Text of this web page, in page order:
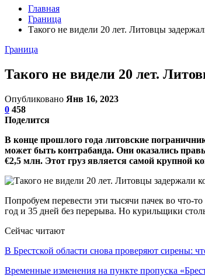
Главная
Граница
Такого не видели 20 лет. Литовцы
Граница
Такого не видели 20 лет.
Опубликовано Янв 16, 2023
0 458
Поделится
В конце прошлого года литовские
может быть контрабанда. Они оказались
€2,5 млн. Этот груз является самой крупной
Попробуем перевести эти тысячи пачек во что-
год и 35 дней без перерыва. Но курильщики
Сейчас читают
В Брестской области снова проверяют сирены:
Временные изменения на пункте пропуска